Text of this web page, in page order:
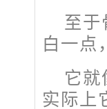
至
白一点
它
实际上